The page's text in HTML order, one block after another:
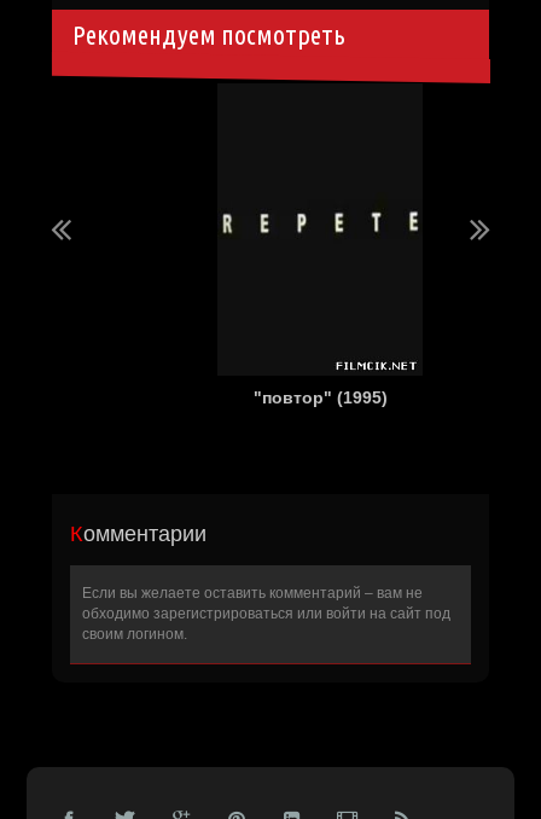
Рекомендуем посмотреть
"повтор" (1995)
Комментарии
Если вы желаете оставить комментарий – вам не
обходимо зарегистрироваться или войти на сайт под
своим логином.